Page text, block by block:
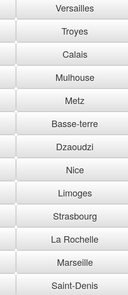
Versailles
Troyes
Calais
Mulhouse
Metz
Basse-terre
Dzaoudzi
Nice
Limoges
Strasbourg
La Rochelle
Marseille
Saint-Denis